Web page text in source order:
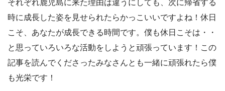
それぞれ鹿児島に来た理由は違うにしても、次に帰省する
時に成長した姿を見せられたらかっこいいですよね！休日
こそ、あなたが成長できる時間です。僕も休日こそは・・
と思っていろいろな活動をしようと頑張っています！この
記事を読んでくださったみなさんとも一緒に頑張れたら僕
も光栄です！